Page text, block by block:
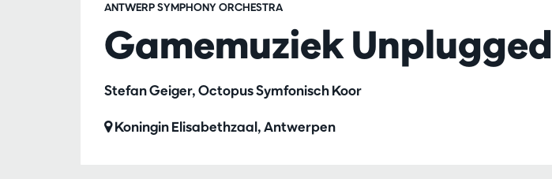
Gamemuziek Unplugged
Stefan Geiger, Octopus Symfonisch Koor
ANTWERP SYMPHONY ORCHESTRA
Koningin Elisabethzaal, Antwerpen